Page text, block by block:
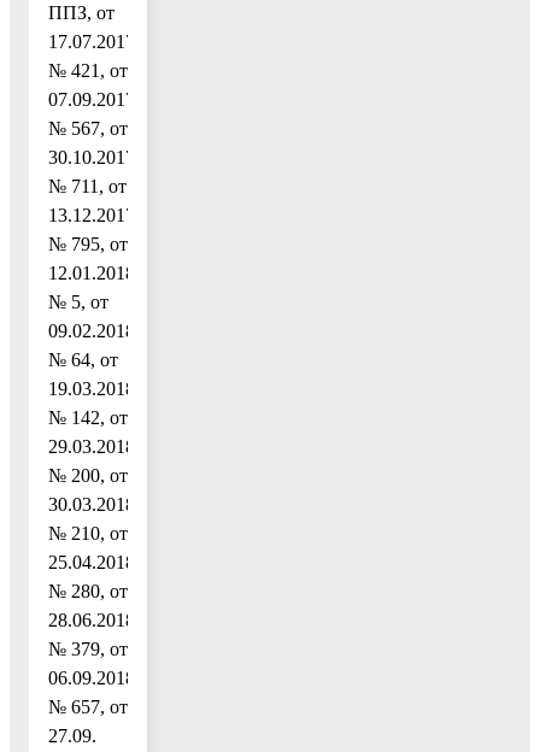
ППЗ, от
17.07.2017
№ 421, от
07.09.2017
№ 567, от
30.10.2017
№ 711, от
13.12.2017
№ 795, от
12.01.2018
№ 5, от
09.02.2018
№ 64, от
19.03.2018
№ 142, от
29.03.2018
№ 200, от
30.03.2018
№ 210, от
25.04.2018
№ 280, от
28.06.2018
№ 379, от
06.09.2018
№ 657, от
27.09.